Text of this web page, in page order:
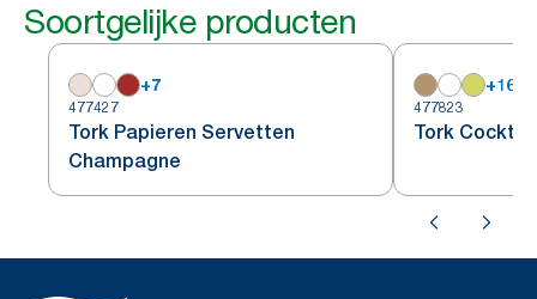
Soortgelijke producten
+7
477427
Tork Papieren Servetten
Champagne
+16
477823
Tork